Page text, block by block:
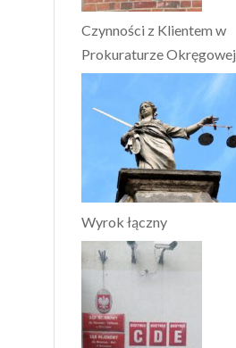
Czynności z Klientem w
Prokuraturze Okręgowej
Wyrok łączny